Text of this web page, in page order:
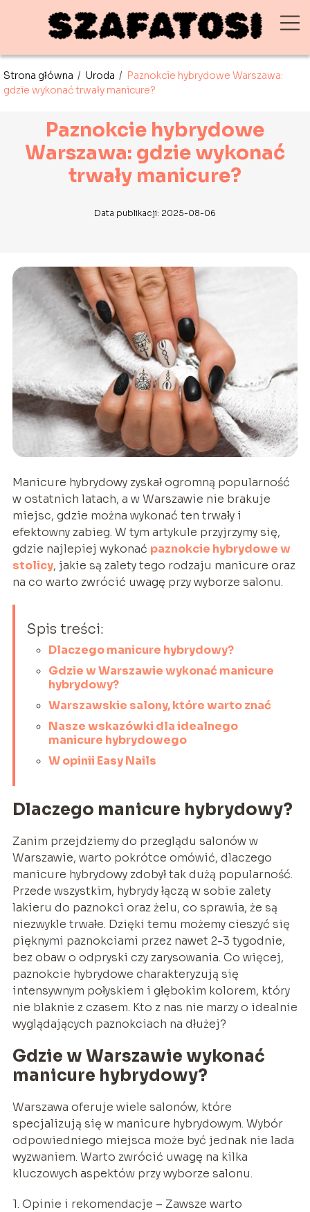
Strona główna / Uroda / Paznokcie hybrydowe Warszawa:
gdzie wykonać trwały manicure?
Paznokcie hybrydowe
Warszawa: gdzie wykonać
trwały manicure?
Data publikacji: 2025-08-06
Manicure hybrydowy zyskał ogromną popularność
w ostatnich latach, a w Warszawie nie brakuje
miejsc, gdzie można wykonać ten trwały i
efektowny zabieg. W tym artykule przyjrzymy się,
gdzie najlepiej wykonać paznokcie hybrydowew
stolicy, jakie są zalety tego rodzaju manicure oraz
na co warto zwrócić uwagę przy wyborze salonu.
Spis treści:
Dlaczego manicure hybrydowy?
Gdzie w Warszawie wykonać manicure
hybrydowy?
Warszawskie salony, które warto znać
Nasze wskazówki dla idealnego
manicure hybrydowego
W opinii Easy Nails
Dlaczego manicure hybrydowy?
Zanim przejdziemy do przeglądu salonów w
Warszawie, warto pokrótce omówić, dlaczego
manicure hybrydowy zdobył tak dużą popularność.
Przede wszystkim, hybrydy łączą w sobie zalety
lakieru do paznokci oraz żelu, co sprawia, że są
niezwykle trwałe. Dzięki temu możemy cieszyć się
pięknymi paznokciami przez nawet 2-3 tygodnie,
bez obaw o odpryski czy zarysowania. Co więcej,
paznokcie hybrydowe charakteryzują się
intensywnym połyskiem i głębokim kolorem, który
nie blaknie z czasem. Kto z nas nie marzy o idealnie
wyglądających paznokciach na dłużej?
Gdzie w Warszawie wykonać
manicure hybrydowy?
Warszawa oferuje wiele salonów, które
specjalizują się w manicure hybrydowym. Wybór
odpowiedniego miejsca może być jednak nie lada
wyzwaniem. Warto zwrócić uwagę na kilka
kluczowych aspektów przy wyborze salonu.
1. Opinie i rekomendacje – Zawsze warto